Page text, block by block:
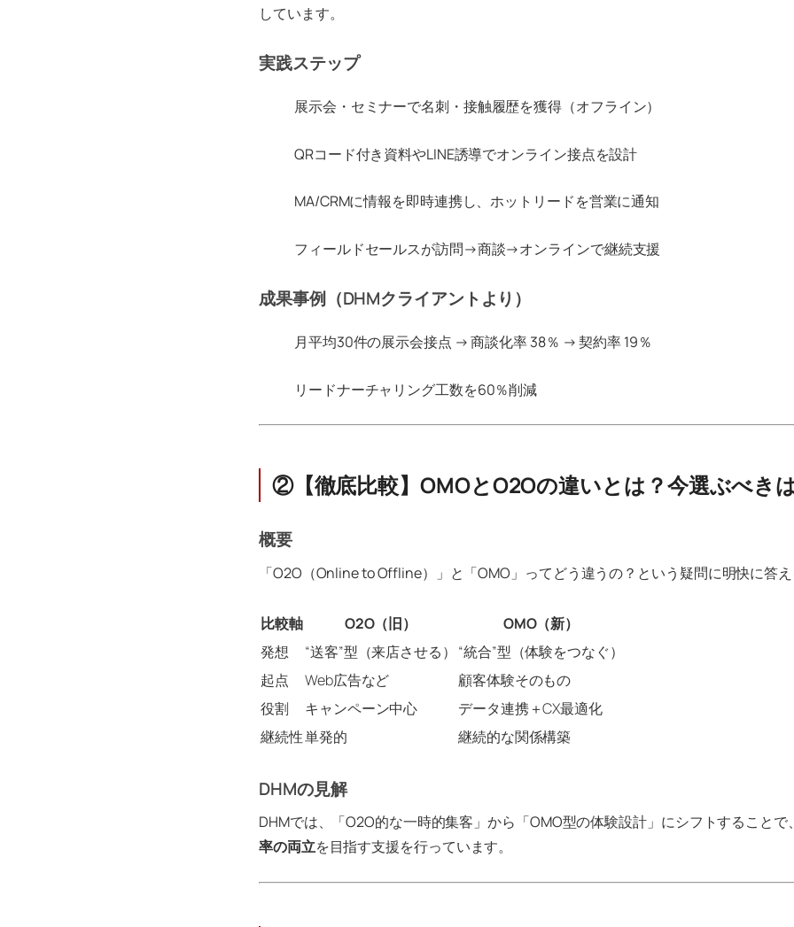
しています。
実践ステップ
展示会・セミナーで名刺・接触履歴を獲得（オフライン）
QRコード付き資料やLINE誘導でオンライン接点を設計
MA/CRMに情報を即時連携し、ホットリードを営業に通知
フィールドセールスが訪問→商談→オンラインで継続支援
成果事例（DHMクライアントより）
月平均30件の展示会接点 → 商談化率 38％ → 契約率 19％
リードナーチャリング工数を60％削減
②【徹底比較】OMOとO2Oの違いとは？今選ぶべき
概要
「O2O（Online to Offline）」と「OMO」ってどう違うの？という疑問に明快に答え
比較軸 O2O（旧）
OMO（新）
発想
“送客”型（来店させる） “統合”型（体験をつなぐ）
起点
Web広告など
顧客体験そのもの
役割
キャンペーン中心
データ連携＋CX最適化
継続性単発的 継続的な関係構築
DHMの見解
DHMでは、「O2O的な一時的集客」から「OMO型の体験設計」にシフトすることで、
率の両立を目指す支援を行っています。